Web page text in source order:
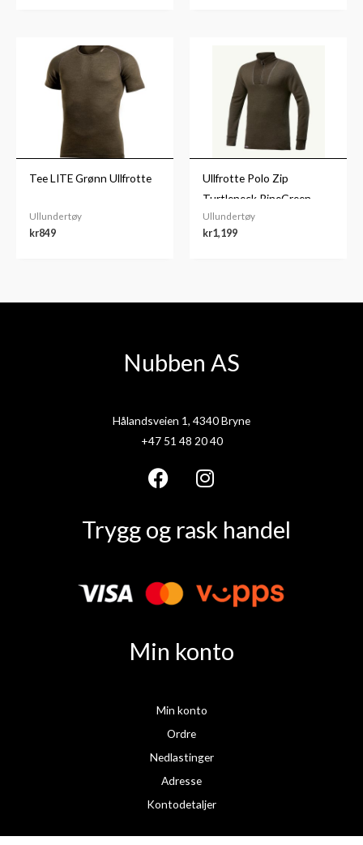
Tee LITE Grønn Ullfrotte
Ullundertøy
kr849
Ullfrotte Polo Zip
Turtleneck PineGreen
Ullundertøy
kr1,199
Nubben AS
Hålandsveien 1, 4340 Bryne
+47 51 48 20 40
F
c
b
o
I
n
s
g
m
Trygg og rask handel
Min konto
Min konto
Ordre
Nedlastinger
Adresse
Kontodetaljer